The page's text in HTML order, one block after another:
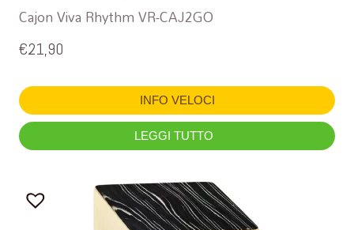
Cajon Viva Rhythm VR-CAJ2GO
€21,90
INFO VELOCI
LEGGI TUTTO